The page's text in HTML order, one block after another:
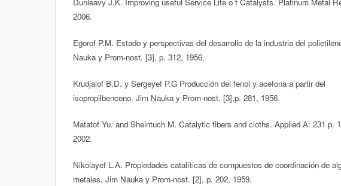
2006.
Egorof P.M. Estado y perspectivas del desarrollo de la industria del
Nauka y Prom-nost. [3], p. 312, 1956.
Krudjalof B.D. y Sergeyef P.G Producción del fenol y acetona a partir del
isopropilbenceno. Jim Nauka y Prom-nost. [3],p. 281, 1956.
Matatof Yu. and Sheintuch M. Catalytic fibers and cloths. Applied A: 231 p.
2002.
Nikolayef L.A. Propiedades catalíticas de compuestos de coordinación de
metales. Jim Nauka y Prom-nost. [2], p. 202, 1959.